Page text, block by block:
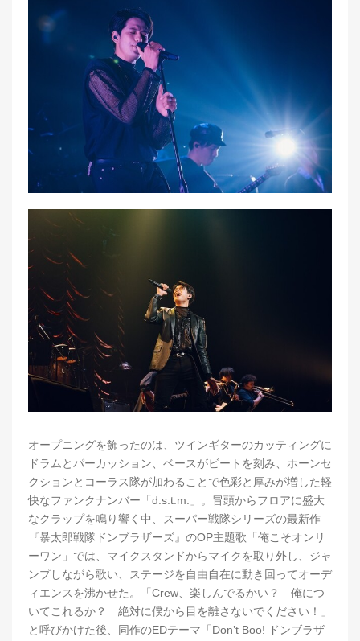
オープニングを飾ったのは、ツインギターのカッティングに
ドラムとパーカッション、ベースがビートを刻み、ホーンセ
クションとコーラス隊が加わることで色彩と厚みが増した軽
快なファンクナンバー「d.s.t.m.」。冒頭からフロアに盛大
なクラップを鳴り響く中、スーパー戦隊シリーズの最新作
『暴太郎戦隊ドンブラザーズ』のOP主題歌「俺こそオンリ
ーワン」では、マイクスタンドからマイクを取り外し、ジャ
ンプしながら歌い、ステージを自由自在に動き回ってオーデ
ィエンスを沸かせた。「Crew、楽しんでるかい？ 俺につ
いてこれるか？ 絶対に僕から目を離さないでください！」
と呼びかけた後、同作のEDテーマ「Don’t Boo! ドンブラザ